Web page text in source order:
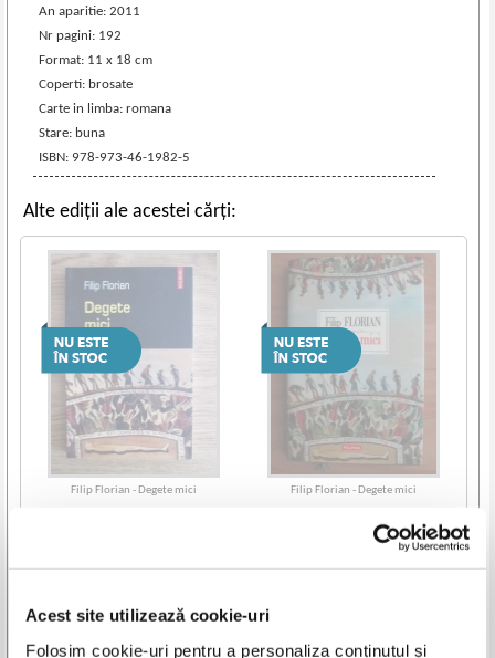
Acest site utilizează cookie-uri
Folosim cookie-uri pentru a personaliza conținutul și
An aparitie: 2011
Nr pagini: 192
Format: 11 x 18 cm
Coperti: brosate
Carte in limba: romana
Stare: buna
ISBN: 978-973-46-1982-5
Alte ediții ale acestei cărți:
Filip Florian - Degete mici Filip Florian - Degete mici
Vezi toate edițiile »